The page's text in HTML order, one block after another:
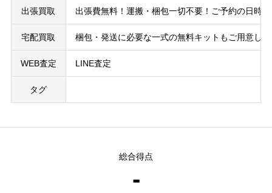
出張買取 出張費無料！運搬・梱包一切不要！ご予約の日時
宅配買取 梱包・発送に必要な一式の無料キットもご用意し
WEB査定 LINE査定
タグ
総合得点
-